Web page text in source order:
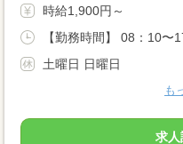
時給1,900円～
【勤務時間】 08：10〜
土曜日 日曜日
も
求人